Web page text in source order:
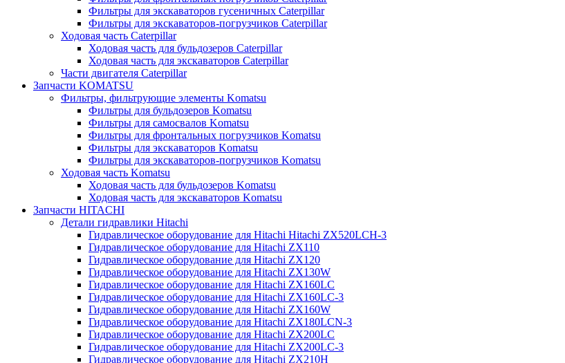
Фильтры для экскаваторов гусеничных Caterpillar
Фильтры для экскаваторов-погрузчиков Caterpillar
Ходовая часть Caterpillar
Ходовая часть для бульдозеров Caterpillar
Ходовая часть для экскаваторов Caterpillar
Части двигателя Caterpillar
Запчасти KOMATSU
Фильтры, фильтрующие элементы Komatsu
Фильтры для бульдозеров Komatsu
Фильтры для самосвалов Komatsu
Фильтры для фронтальных погрузчиков Komatsu
Фильтры для экскаваторов Komatsu
Фильтры для экскаваторов-погрузчиков Komatsu
Ходовая часть Komatsu
Ходовая часть для бульдозеров Komatsu
Ходовая часть для экскаваторов Komatsu
Запчасти HITACHI
Детали гидравлики Hitachi
Гидравлическое оборудование для Hitachi Hitachi ZX520LCH-3
Гидравлическое оборудование для Hitachi ZX110
Гидравлическое оборудование для Hitachi ZX120
Гидравлическое оборудование для Hitachi ZX130W
Гидравлическое оборудование для Hitachi ZX160LC
Гидравлическое оборудование для Hitachi ZX160LC-3
Гидравлическое оборудование для Hitachi ZX160W
Гидравлическое оборудование для Hitachi ZX180LCN-3
Гидравлическое оборудование для Hitachi ZX200LC
Гидравлическое оборудование для Hitachi ZX200LC-3
Гидравлическое оборудование для Hitachi ZX210H